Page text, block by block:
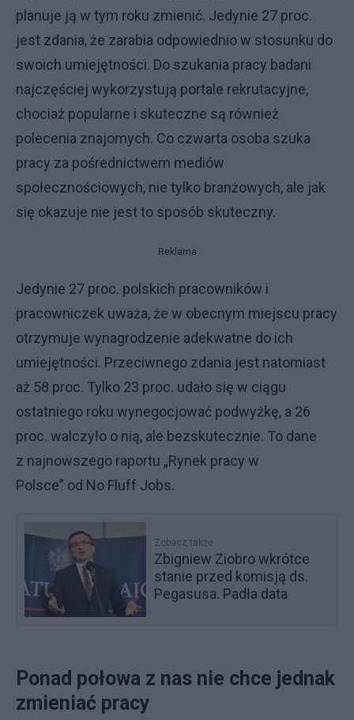
planuje ją w tym roku zmienić. Jedynie 27 proc.
jest zdania, że zarabia odpowiednio w stosunku do
swoich umiejętności. Do szukania pracy badani
najczęściej wykorzystują portale rekrutacyjne,
chociaż popularne i skuteczne są również
polecenia znajomych. Co czwarta osoba szuka
pracy za pośrednictwem mediów
społecznościowych, nie tylko branżowych, ale jak
się okazuje nie jest to sposób skuteczny.
Reklama
Jedynie 27 proc. polskich pracowników i
pracowniczek uważa, że w obecnym miejscu pracy
otrzymuje wynagrodzenie adekwatne do ich
umiejętności. Przeciwnego zdania jest natomiast
aż 58 proc. Tylko 23 proc. udało się w ciągu
ostatniego roku wynegocjować podwyżkę, a 26
proc. walczyło o nią, ale bezskutecznie. To dane
z najnowszego raportu „Rynek pracy w
Polsce” od No Fluff Jobs.
Zobacz także
Zbigniew Ziobro wkrótce
stanie przed komisją ds.
Pegasusa. Padła data
Ponad połowa z nas nie chce jednak
zmieniać pracy